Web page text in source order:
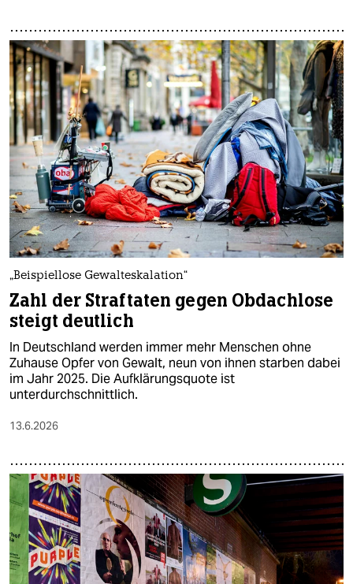
„Beispiellose Gewalteskalation“
Zahl der Straftaten gegen Obdachlose
steigt deutlich
In Deutschland werden immer mehr Menschen ohne
Zuhause Opfer von Gewalt, neun von ihnen starben dabei
im Jahr 2025. Die Aufklärungsquote ist
unterdurchschnittlich.
13.6.2026